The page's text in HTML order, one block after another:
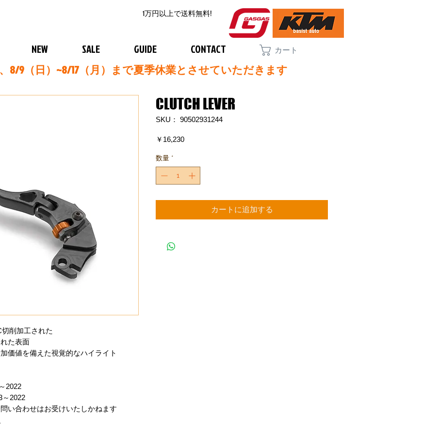
1万円以上で送料無料!
NEW SALE GUIDE CONTACT カート
8/9（日）~8/17（月）まで夏季休業とさせていただきます
削加工された
た表面
価値を備えた視覚的なハイライト
2022
～2022
い合わせはお受けいたしかねます
CLUTCH LEVER
SKU： 90502931244
￥16,230価
数量 *
カートに追加する